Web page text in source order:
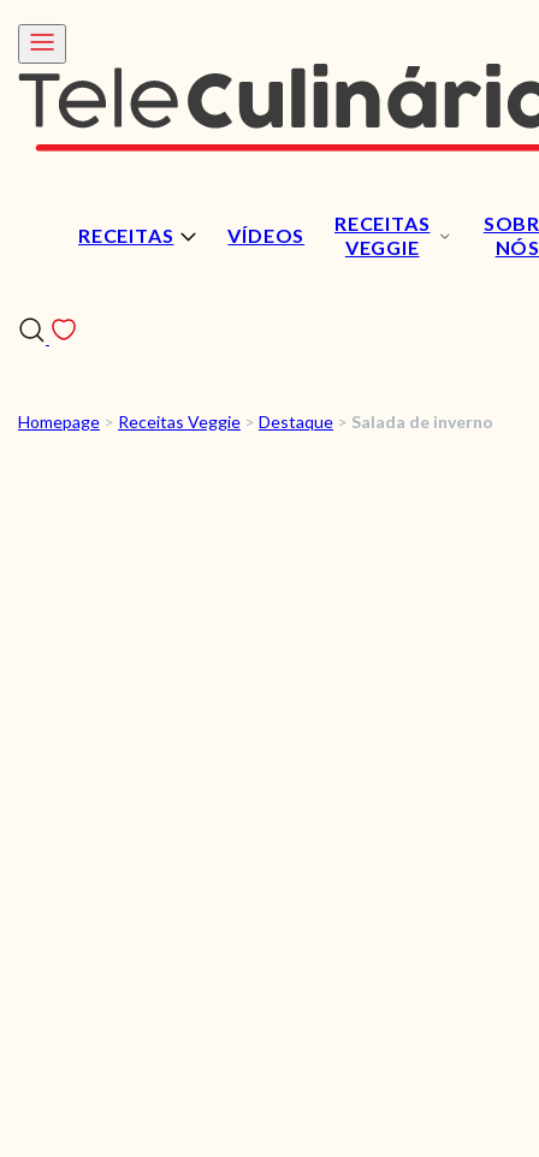
RECEITAS VÍDEOS
RECEITAS
VEGGIE
NÓS
RECEITAS
Homepage > Receitas Veggie > Destaque > Salada de inverno